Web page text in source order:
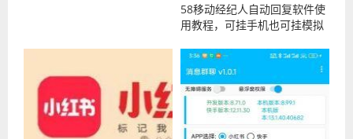
58移动经纪人自动回复软件使
用教程，可挂手机也可挂模拟